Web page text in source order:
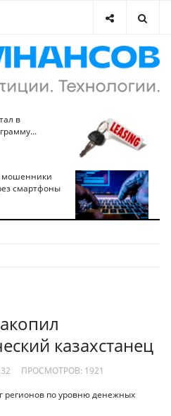
в
мошенники
смартфоны
казахстанец
ПРОСМОТРОВ: 1921
регионов по уровню денежных